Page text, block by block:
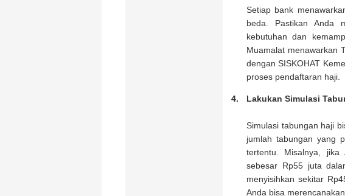
Setiap bank
beda. Pastikan Anda
kebutuhan dan
Muamalat menawarkan
dengan SISKOHAT
proses pendaftaran haji.
Lakukan Simulasi
Simulasi tabungan haji
jumlah tabungan yang
tertentu. Misalnya, jika
sebesar Rp55 juta
menyisihkan sekitar
Anda bisa